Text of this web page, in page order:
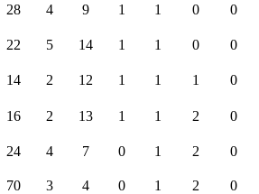
28 4 9 1 1 0 0
22 5 14 1 1 0 0
14 2 12 1 1 1 0
16 2 13 1 1 2 0
24 4 7 0 1 2 0
70 3 4 0 1 2 0